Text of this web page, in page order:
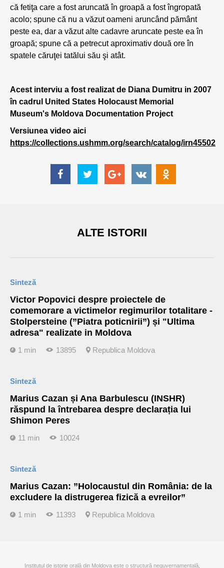
că fetiţa care a fost aruncată în groapă a fost îngropată
acolo; spune că nu a văzut oameni aruncând pământ
peste ea, dar a văzut alte cadavre aruncate peste ea în
groapă; spune că a petrecut aproximativ două ore în
spatele căruţei tatălui său şi atât.
Acest interviu a fost realizat de Diana Dumitru in 2007
în cadrul United States Holocaust Memorial
Museum's Moldova Documentation Project
Versiunea video aici
https://collections.ushmm.org/search/catalog/irn45502
ALTE ISTORII
Sinteză
Victor Popovici despre proiectele de
comemorare a victimelor regimurilor totalitare -
Stolpersteine (”Piatra poticnirii”) și "Ultima
adresa" realizate in Moldova
1 min 13895 Republica Moldova
Sinteză
Marius Cazan și Ana Barbulescu (INSHR)
răspund la întrebarea despre declarația lui
Shimon Peres
11 min 10024
Sinteză
Marius Cazan: ”Holocaustul din România: de la
excludere la distrugerea fizică a evreilor”
1 min 11393 Republica Moldova
Institutul de istorie orală din Moldova este o structură neguvernamentală,